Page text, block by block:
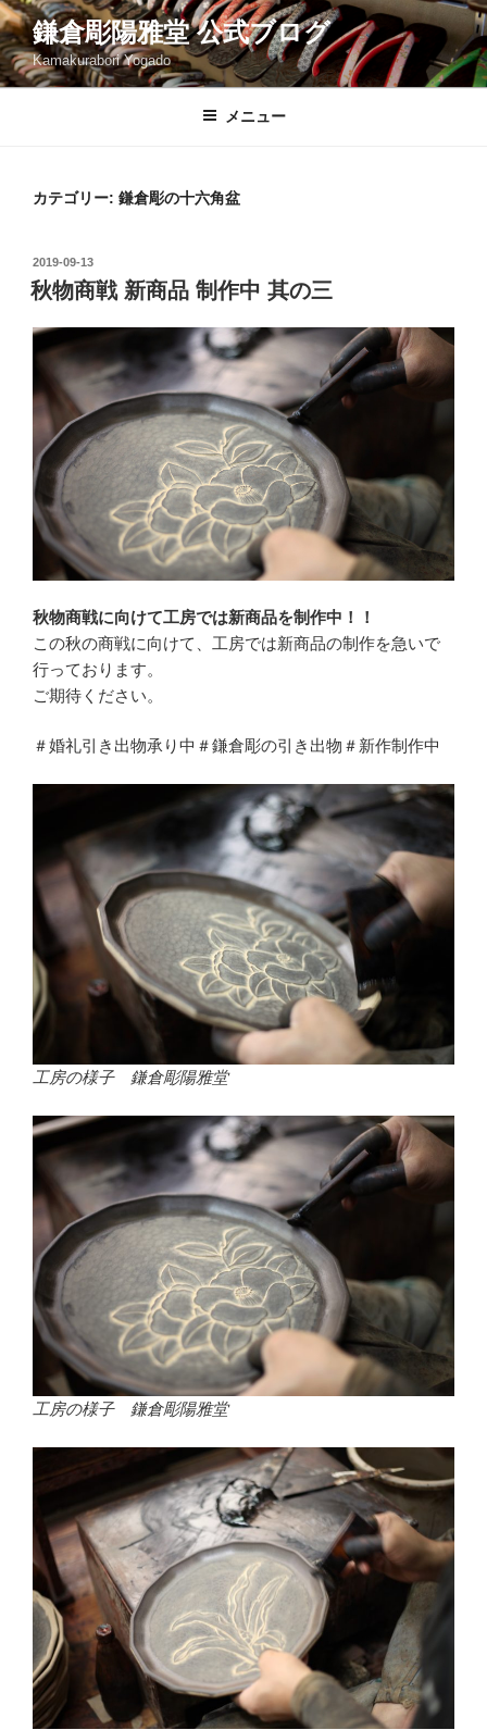
コ
ン
テ
ン
鎌倉彫陽雅堂 公式ブログ
Kamakurabori Yogado
メニュー
カテゴリー: 鎌倉彫の十六角盆
投
稿
日:
2019-09-13
秋物商戦 新商品 制作中 其の三
秋物商戦に向けて工房では新商品を制作中！！
この秋の商戦に向けて、工房では新商品の制作を急いで
行っております。
ご期待ください。
＃婚礼引き出物承り中＃鎌倉彫の引き出物＃新作制作中
工房の様子 鎌倉彫陽雅堂
工房の様子 鎌倉彫陽雅堂